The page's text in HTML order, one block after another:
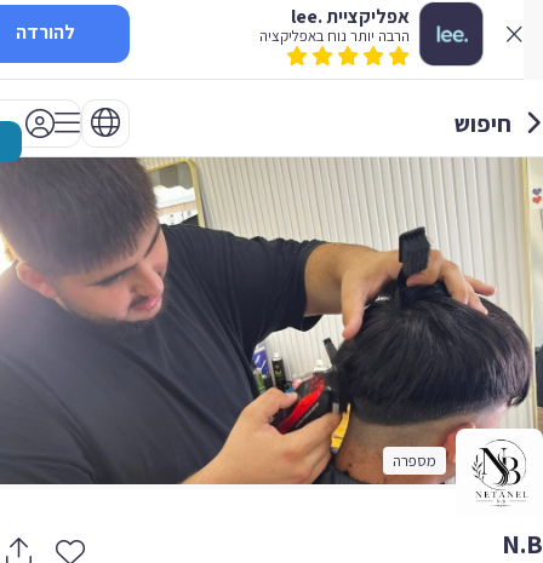
אפליקציית .lee
הרבה יותר נוח באפליקציה להורדה
חיפוש
מספרה